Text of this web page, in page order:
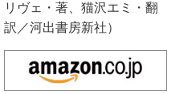
リヴェ・著、猫沢エミ・翻
訳／河出書房新社）